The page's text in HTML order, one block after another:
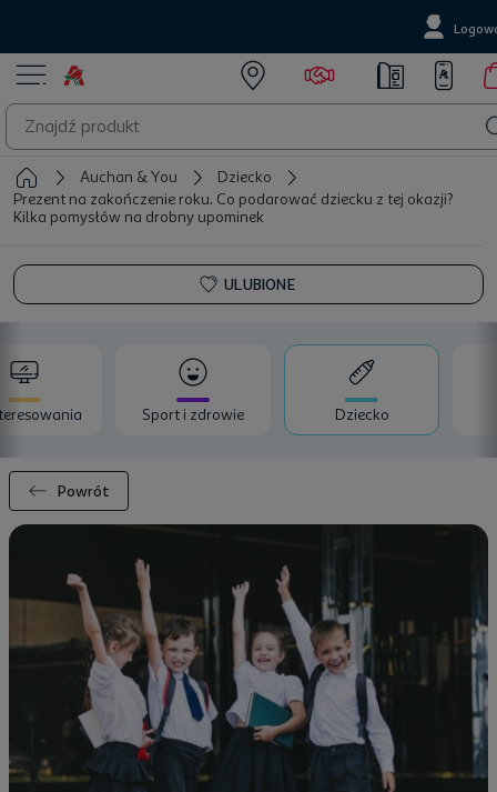
Auchan & You
Dziecko
Prezent na zakończenie roku. Co podarować dziecku z tej okazji?
Kilka pomysłów na drobny upominek
ULUBIONE
Sport i zdrowie Dziecko
Powrót